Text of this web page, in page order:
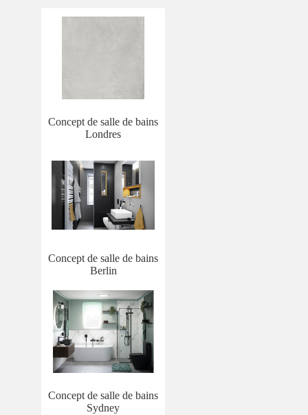
Concept de salle de bains
Londres
Concept de salle de bains
Berlin
Concept de salle de bains
Sydney